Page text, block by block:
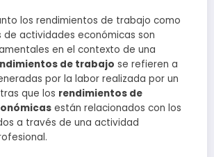
los rendimientos de trabajo como
de actividades económicas son
en el contexto de una
de trabajo se refieren a
por la labor realizada por un
que los rendimientos de
están relacionados con los
a través de una actividad